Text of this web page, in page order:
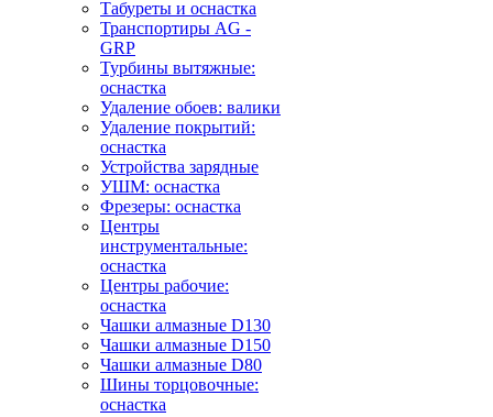
Табуреты и оснастка
Транспортиры AG -
GRP
Турбины вытяжные:
оснастка
Удаление обоев: валики
Удаление покрытий:
оснастка
Устройства зарядные
УШМ: оснастка
Фрезеры: оснастка
Центры
инструментальные:
оснастка
Центры рабочие:
оснастка
Чашки алмазные D130
Чашки алмазные D150
Чашки алмазные D80
Шины торцовочные:
оснастка